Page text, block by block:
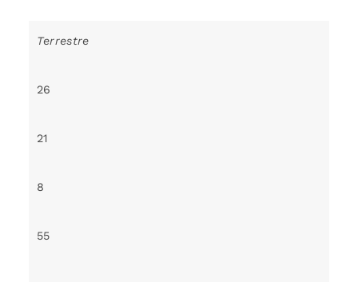
Terrestre
26
21
8
55